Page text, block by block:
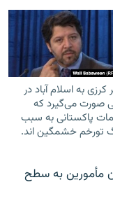
به اسلام آباد در
صورت می‌گیرد که
پاکستانی به سبب
تورخم خشمگین اند.
مأمورین به سطح